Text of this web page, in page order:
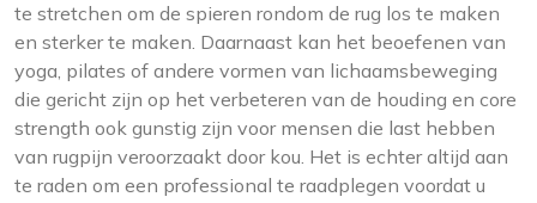
te stretchen om de spieren rondom de rug los te maken
en sterker te maken. Daarnaast kan het beoefenen van
yoga, pilates of andere vormen van lichaamsbeweging
die gericht zijn op het verbeteren van de houding en core
strength ook gunstig zijn voor mensen die last hebben
van rugpijn veroorzaakt door kou. Het is echter altijd aan
te raden om een professional te raadplegen voordat u